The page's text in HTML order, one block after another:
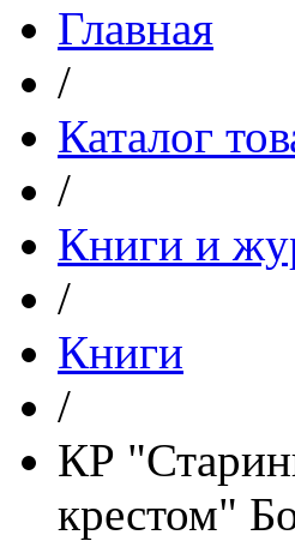
Главная
/
Каталог
/
Книги и
/
Книги
/
КР
крестом"